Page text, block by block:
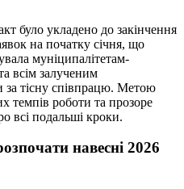
було укладено до закінчення
на початку січня, що
муніципалітетам-
всім залученим
за тісну співпрацю. Метою
темпів роботи та прозоре
всі подальші кроки.
навесні 2026